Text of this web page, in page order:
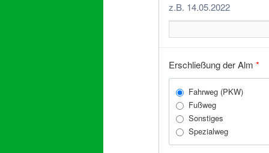
z.B. 14.05.2022
Erschließung der Alm *
Fahrweg (PKW)
Fußweg
Sonstiges
Spezialweg